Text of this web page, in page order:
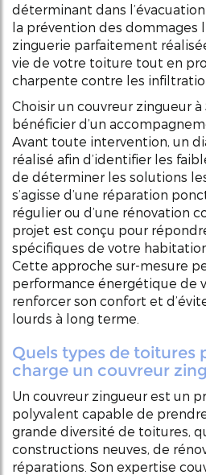
déterminant dans
la prévention des dommages
zinguerie parfaitement
vie de votre toiture tout en
charpente contre les
Choisir un couvreur zingueur à
bénéficier d’un
Avant toute intervention, un
réalisé afin d’identifier les
de déterminer les solutions
s’agisse d’une réparation
régulier ou d’une rénovation
projet est conçu pour
spécifiques de votre
Cette approche sur-mesure
performance énergétique de
renforcer son confort et
lourds à long terme.
Quels types de toitures
charge un couvreur
Un couvreur zingueur est un
polyvalent capable de
grande diversité de toitures,
constructions neuves, de
réparations. Son expertise